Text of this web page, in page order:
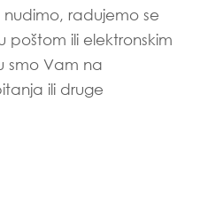
radujemo se
poštom ili elektronskim
smo Vam na
ili druge